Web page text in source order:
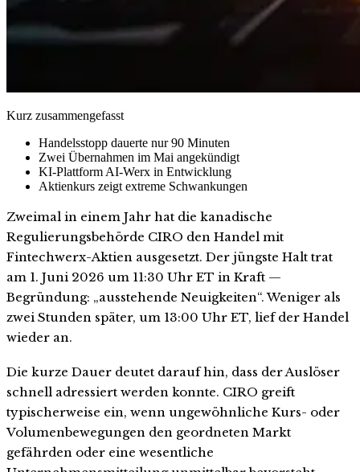
Kurz zusammengefasst
Handelsstopp dauerte nur 90 Minuten
Zwei Übernahmen im Mai angekündigt
KI-Plattform AI-Werx in Entwicklung
Aktienkurs zeigt extreme Schwankungen
Zweimal in einem Jahr hat die kanadische
Regulierungsbehörde CIRO den Handel mit
Fintechwerx-Aktien ausgesetzt. Der jüngste Halt trat
am 1. Juni 2026 um 11:30 Uhr ET in Kraft —
Begründung: „ausstehende Neuigkeiten“. Weniger als
zwei Stunden später, um 13:00 Uhr ET, lief der Handel
wieder an.
Die kurze Dauer deutet darauf hin, dass der Auslöser
schnell adressiert werden konnte. CIRO greift
typischerweise ein, wenn ungewöhnliche Kurs- oder
Volumenbewegungen den geordneten Markt
gefährden oder eine wesentliche